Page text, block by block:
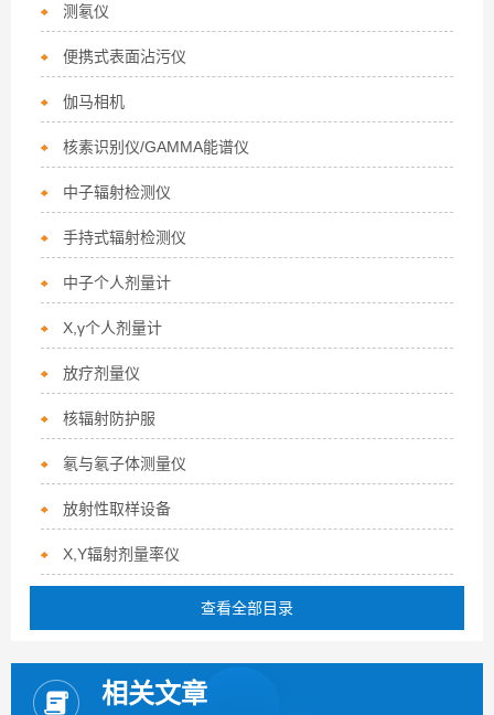
测氡仪
便携式表面沾污仪
伽马相机
核素识别仪/GAMMA能谱仪
中子辐射检测仪
手持式辐射检测仪
中子个人剂量计
X,γ个人剂量计
放疗剂量仪
核辐射防护服
氡与氡子体测量仪
放射性取样设备
X,Y辐射剂量率仪
查看全部目录
相关文章